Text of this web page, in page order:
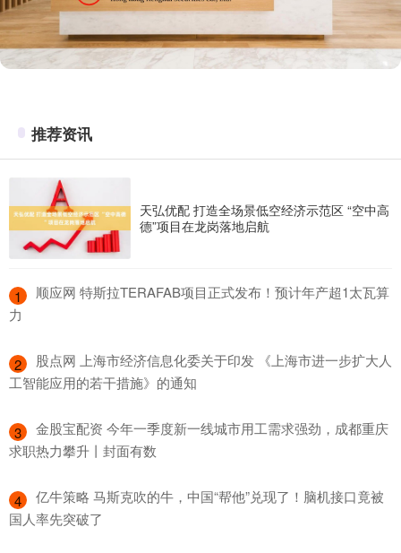
推荐资讯
天弘优配 打造全场景低空经济示范区 “空中高
德”项目在龙岗落地启航
1
​顺应网 特斯拉TERAFAB项目正式发布！预计年产超1太瓦算
力
2
​股点网 上海市经济信息化委关于印发 《上海市进一步扩大人
工智能应用的若干措施》的通知
3
​金股宝配资 今年一季度新一线城市用工需求强劲，成都重庆
求职热力攀升丨封面有数
4
​亿牛策略 马斯克吹的牛，中国“帮他”兑现了！脑机接口竟被
国人率先突破了